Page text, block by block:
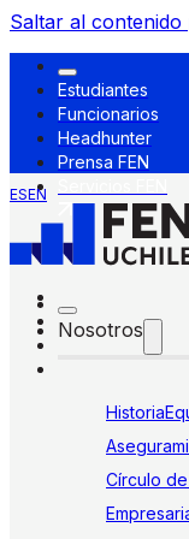
Saltar al contenido
Estudiantes
Funcionarios
Headhunter
Prensa FEN
ESEN
Nosotros
Historia
Círculo